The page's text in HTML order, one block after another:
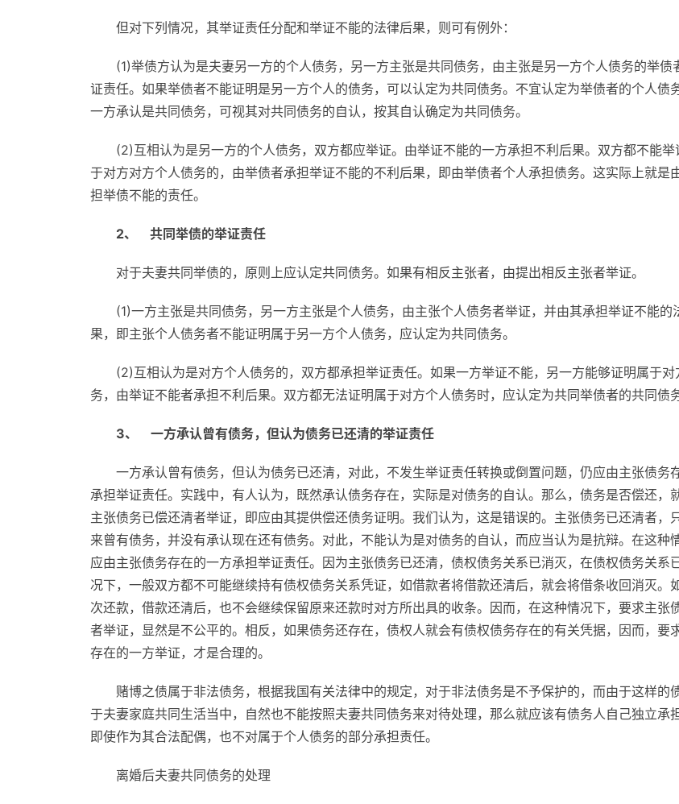
但对下列情况，其举证责任分配和举证不能的法律后果，则可有例外：
(1)举债方认为是夫妻另一方的个人债务，另一方主张是共同债务，由主张是另一方个人债务的举债
证责任。如果举债者不能证明是另一方个人的债务，可以认定为共同债务。不宜认定为举债者的个人债
一方承认是共同债务，可视其对共同债务的自认，按其自认确定为共同债务。
(2)互相认为是另一方的个人债务，双方都应举证。由举证不能的一方承担不利后果。双方都不能举
于对方对方个人债务的，由举债者承担举证不能的不利后果，即由举债者个人承担债务。这实际上就是
担举债不能的责任。
2、 共同举债的举证责任
对于夫妻共同举债的，原则上应认定共同债务。如果有相反主张者，由提出相反主张者举证。
(1)一方主张是共同债务，另一方主张是个人债务，由主张个人债务者举证，并由其承担举证不能的
果，即主张个人债务者不能证明属于另一方个人债务，应认定为共同债务。
(2)互相认为是对方个人债务的，双方都承担举证责任。如果一方举证不能，另一方能够证明属于对
务，由举证不能者承担不利后果。双方都无法证明属于对方个人债务时，应认定为共同举债者的共同债务
3、 一方承认曾有债务，但认为债务已还清的举证责任
一方承认曾有债务，但认为债务已还清，对此，不发生举证责任转换或倒置问题，仍应由主张债务
承担举证责任。实践中，有人认为，既然承认债务存在，实际是对债务的自认。那么，债务是否偿还，
主张债务已偿还清者举证，即应由其提供偿还债务证明。我们认为，这是错误的。主张债务已还清者，
来曾有债务，并没有承认现在还有债务。对此，不能认为是对债务的自认，而应当认为是抗辩。在这种
应由主张债务存在的一方承担举证责任。因为主张债务已还清，债权债务关系已消灭，在债权债务关系
况下，一般双方都不可能继续持有债权债务关系凭证，如借款者将借款还清后，就会将借条收回消灭。
次还款，借款还清后，也不会继续保留原来还款时对方所出具的收条。因而，在这种情况下，要求主张
者举证，显然是不公平的。相反，如果债务还存在，债权人就会有债权债务存在的有关凭据，因而，要
存在的一方举证，才是合理的。
赌博之债属于非法债务，根据我国有关法律中的规定，对于非法债务是不予保护的，而由于这样的
于夫妻家庭共同生活当中，自然也不能按照夫妻共同债务来对待处理，那么就应该有债务人自己独立承
即使作为其合法配偶，也不对属于个人债务的部分承担责任。
离婚后夫妻共同债务的处理